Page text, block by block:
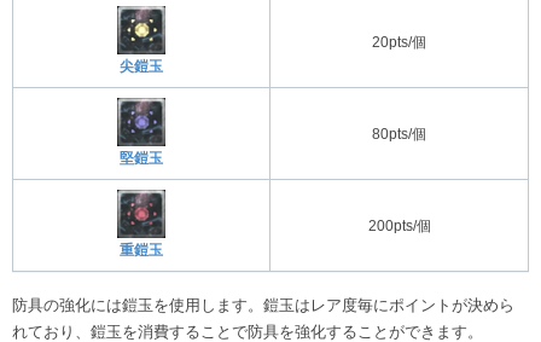
尖鎧玉
20pts/個
堅鎧玉
80pts/個
重鎧玉
200pts/個
防具の強化には鎧玉を使用します。鎧玉はレア度毎にポイントが決めら
れており、鎧玉を消費することで防具を強化することができます。